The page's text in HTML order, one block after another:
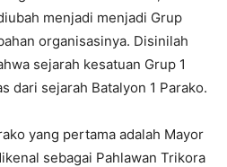
menjadi menjadi Grup
organisasinya. Disinilah
sejarah kesatuan Grup 1
dari sejarah Batalyon 1 Parako.
yang pertama adalah Mayor
sebagai Pahlawan Trikora